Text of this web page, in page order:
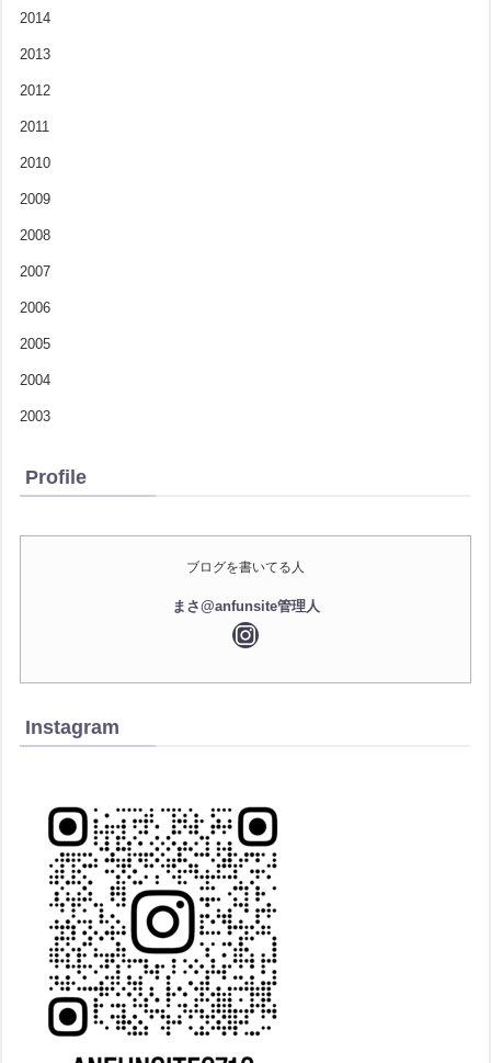
2014
2013
2012
2011
2010
2009
2008
2007
2006
2005
2004
2003
Profile
ブログを書いてる人
まさ@anfunsite管理人
Instagram